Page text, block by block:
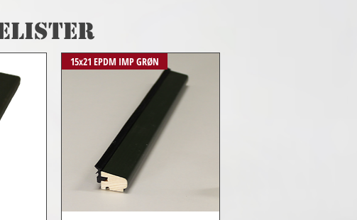
15x21 EPDM IMP GRØN